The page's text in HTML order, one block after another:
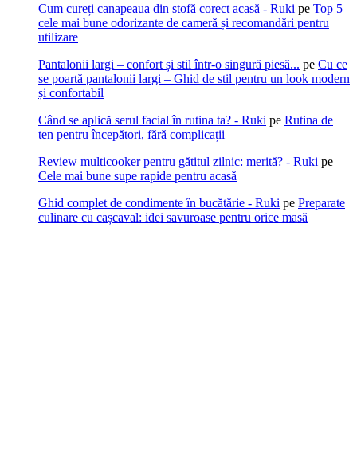
Cum cureți canapeaua din stofă corect acasă - Ruki pe Top 5
cele mai bune odorizante de cameră și recomandări pentru
utilizare
Pantalonii largi – confort și stil într-o singură piesă... pe Cu ce
se poartă pantalonii largi – Ghid de stil pentru un look modern
și confortabil
Când se aplică serul facial în rutina ta? - Ruki pe Rutina de
ten pentru începători, fără complicații
Review multicooker pentru gătitul zilnic: merită? - Ruki pe
Cele mai bune supe rapide pentru acasă
Ghid complet de condimente în bucătărie - Ruki pe Preparate
culinare cu cașcaval: idei savuroase pentru orice masă